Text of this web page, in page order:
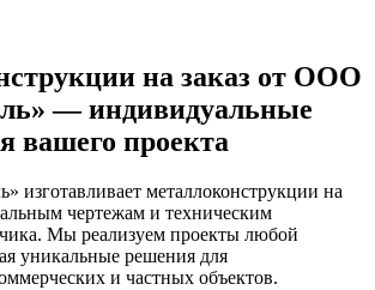
на заказ от ООО
— индивидуальные
вашего проекта
изготавливает металлоконструкции на
чертежам и техническим
Мы реализуем проекты любой
уникальные решения для
и частных объектов.